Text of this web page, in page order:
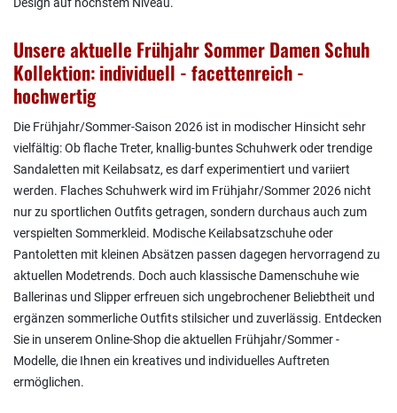
Unsere aktuelle Frühjahr Sommer Damen Schuh
Kollektion: individuell - facettenreich -
hochwertig
Die Frühjahr/Sommer-Saison 2026 ist in modischer Hinsicht sehr
vielfältig: Ob flache Treter, knallig-buntes Schuhwerk oder trendige
Sandaletten mit Keilabsatz, es darf experimentiert und variiert
werden. Flaches Schuhwerk wird im Frühjahr/Sommer 2026 nicht
nur zu sportlichen Outfits getragen, sondern durchaus auch zum
verspielten Sommerkleid. Modische Keilabsatzschuhe oder
Pantoletten mit kleinen Absätzen passen dagegen hervorragend zu
aktuellen Modetrends. Doch auch klassische Damenschuhe wie
Ballerinas und Slipper erfreuen sich ungebrochener Beliebtheit und
ergänzen sommerliche Outfits stilsicher und zuverlässig. Entdecken
Sie in unserem Online-Shop die aktuellen Frühjahr/Sommer -
Modelle, die Ihnen ein kreatives und individuelles Auftreten
ermöglichen.